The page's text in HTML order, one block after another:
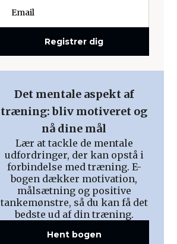
Registrer dig
Det mentale aspekt af
træning: bliv motiveret og
nå dine mål
Lær at tackle de mentale
udfordringer, der kan opstå i
forbindelse med træning. E-
bogen dækker motivation,
målsætning og positive
tankemønstre, så du kan få det
bedste ud af din træning.
Hent bogen